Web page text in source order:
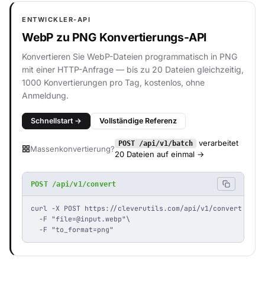
ENTWICKLER-API
WebP zu PNG Konvertierungs-API
Konvertieren Sie WebP-Dateien programmatisch in PNG
mit einer HTTP-Anfrage — bis zu 20 Dateien gleichzeitig,
1000 Konvertierungen pro Tag, kostenlos, ohne
Anmeldung.
Schnellstart → Vollständige Referenz
Massenkonvertierung?
POST /api/v1/batch
verarbeitet
20 Dateien auf einmal →
POST /api/v1/convert
curl -X POST https://cleverutils.com/api/v1/convert \
  -F "
file=@input.webp"\
  -F "to_format=png"